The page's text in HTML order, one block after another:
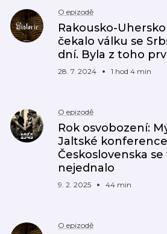
O epizodě
Rakousko-
čekalo válku se
dní. Byla z toho
28. 7. 2024 1 hod 4 min
O epizodě
Rok osvobození:
Jaltské
Československa
nejednalo
9. 2. 2025 44 min
O epizodě